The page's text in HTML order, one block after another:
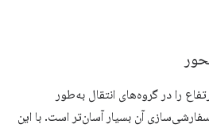
را در گروه‌های انتقال به‌طور
آن بسیار آسان‌تر است. با این